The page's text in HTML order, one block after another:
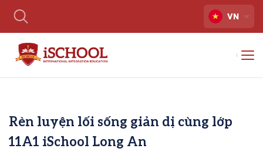
VN
Rèn luyện lối sống giản dị cùng lớp
11A1 iSchool Long An